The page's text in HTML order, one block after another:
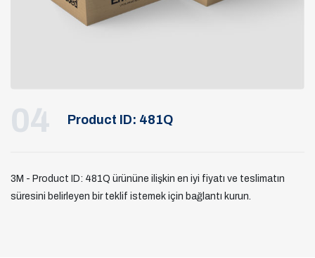
04 Product ID: 481Q
3M - Product ID: 481Q ürününe ilişkin en iyi fiyatı ve teslimatın
süresini belirleyen bir teklif istemek için bağlantı kurun.